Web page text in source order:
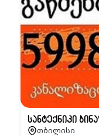
სანტექნიკი
თბილისი